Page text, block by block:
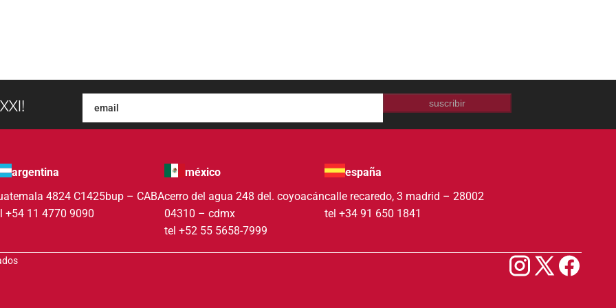
suscribir
argentina
4824 C1425bup – CABA
+54 11 4770 9090
méxico
cerro del agua 248 del. coyoacán
04310 – cdmx
tel +52 55 5658-7999
españa
calle recaredo, 3 madrid – 28002
tel +34 91 650 1841